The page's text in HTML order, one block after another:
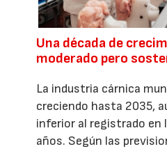
Una década de
moderado pero
La industria cárnica
creciendo hasta 2035,
inferior al registrado en
años. Según las